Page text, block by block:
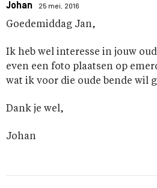
Johan 25 mei, 2016
Goedemiddag Jan,
Ik heb wel interesse in jouw
even een foto plaatsen op
wat ik voor die oude bende wil
Dank je wel,
Johan